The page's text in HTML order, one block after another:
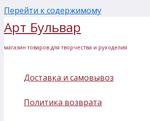
Перейти к содержимому
Арт Бульвар
магазин товаров для творчества и рукоделия
Доставка и самовывоз
Политика возврата